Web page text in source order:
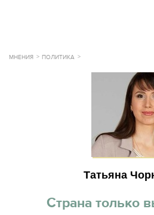
МНЕНИЯ ПОЛИТИКА
Татьяна
Страна только